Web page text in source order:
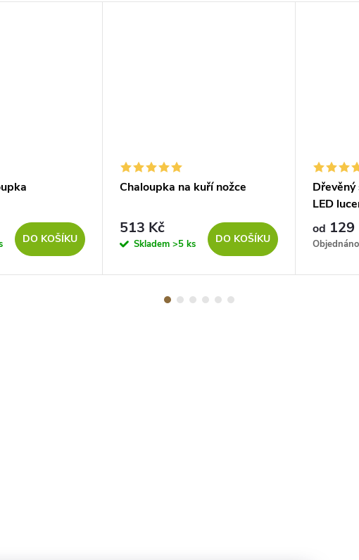
DO KOŠÍKU
Chaloupka na kuří nožce
513 Kč
Skladem >5 ks DO KOŠÍKU
Dřevěný
LED
od 129
Objednáno